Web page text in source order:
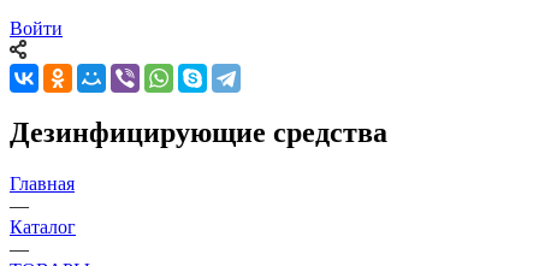
Войти
Дезинфицирующие средства
Главная
—
Каталог
—